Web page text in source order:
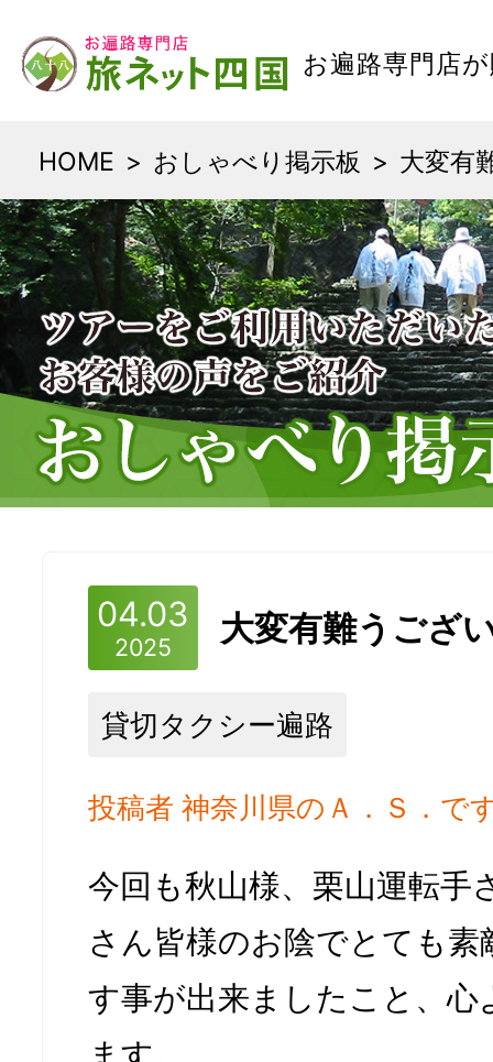
お遍路専門店
HOME おしゃべり掲示板 大変有
04.03
2025 大変有難うござ
貸切タクシー遍路
投稿者 神奈川県のＡ．Ｓ．で
今回も秋山様、栗山運転手
さん皆様のお陰でとても
す事が出来ましたこと、心
ます。